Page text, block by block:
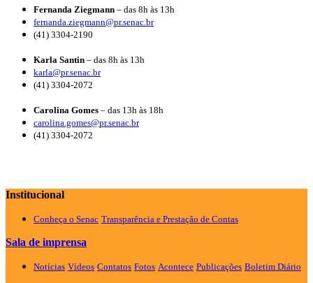
Fernanda Ziegmann – das 8h às 13h
fernanda.ziegmann@pr.senac.br
(41) 3304-2190
Karla Santin – das 8h às 13h
karla@pr.senac.br
(41) 3304-2072
Carolina Gomes – das 13h às 18h
carolina.gomes@pr.senac.br
(41) 3304-2072
Institucional
Conheça o Senac Transparência e Prestação de Contas
Sala de imprensa
Notícias Vídeos Contatos Fotos Acontece Publicações Boletim Diário